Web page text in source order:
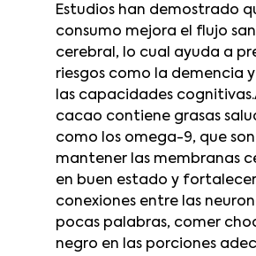
Estudios han demostrado
consumo mejora el flujo
cerebral, lo cual ayuda a
riesgos como la demencia
las capacidades
cacao contiene grasas
como los omega-9, que
mantener las membranas
en buen estado y
conexiones entre las
pocas palabras, comer
negro en las porciones